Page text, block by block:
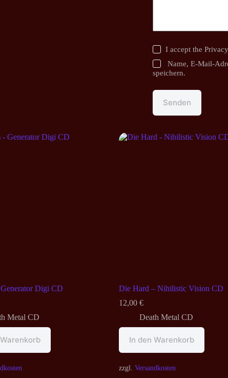
I accept the
Name, E-Mail-
speichern.
Senden
Digi CD
Metal CD
Die Hard – Nihilistic Vision CD
12,00 €
Death Metal CD
In den Warenkorb
zzgl. Versandkosten